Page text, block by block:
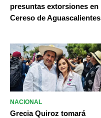
presuntas extorsiones en
Cereso de Aguascalientes
NACIONAL
Grecia Quiroz tomará